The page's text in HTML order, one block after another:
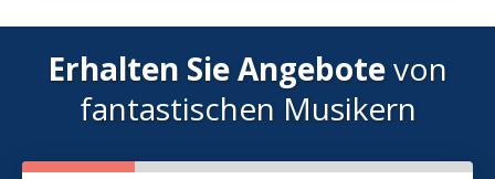
Erhalten Sie Angebotevon
fantastischen Musikern